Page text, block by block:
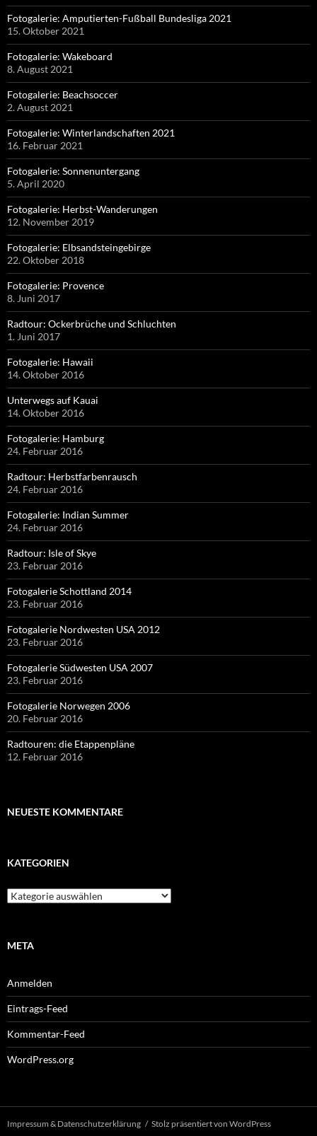
Fotogalerie: Amputierten-Fußball Bundesliga 2021
15. Oktober 2021
Fotogalerie: Wakeboard
8. August 2021
Fotogalerie: Beachsoccer
2. August 2021
Fotogalerie: Winterlandschaften 2021
16. Februar 2021
Fotogalerie: Sonnenuntergang
5. April 2020
Fotogalerie: Herbst-Wanderungen
12. November 2019
Fotogalerie: Elbsandsteingebirge
22. Oktober 2018
Fotogalerie: Provence
8. Juni 2017
Radtour: Ockerbrüche und Schluchten
1. Juni 2017
Fotogalerie: Hawaii
14. Oktober 2016
Unterwegs auf Kauai
14. Oktober 2016
Fotogalerie: Hamburg
24. Februar 2016
Radtour: Herbstfarbenrausch
24. Februar 2016
Fotogalerie: Indian Summer
24. Februar 2016
Radtour: Isle of Skye
23. Februar 2016
Fotogalerie Schottland 2014
23. Februar 2016
Fotogalerie Nordwesten USA 2012
23. Februar 2016
Fotogalerie Südwesten USA 2007
23. Februar 2016
Fotogalerie Norwegen 2006
20. Februar 2016
Radtouren: die Etappenpläne
12. Februar 2016
NEUESTE KOMMENTARE
KATEGORIEN
Kategorien
META
Anmelden
Eintrags-Feed
Kommentar-Feed
WordPress.org
Impressum & Datenschutzerklärung Stolz präsentiert von WordPress